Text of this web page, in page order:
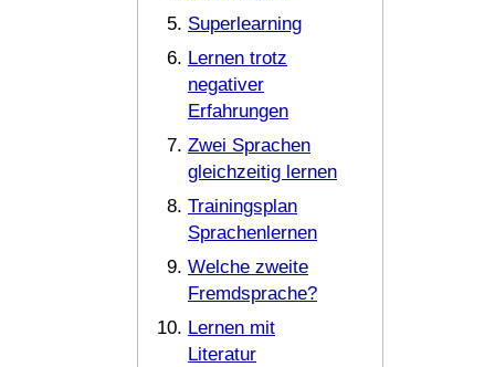
Superlearning
Lernen trotz
negativer
Erfahrungen
Zwei Sprachen
gleichzeitig lernen
Trainingsplan
Sprachenlernen
Welche zweite
Fremdsprache?
Lernen mit
Literatur